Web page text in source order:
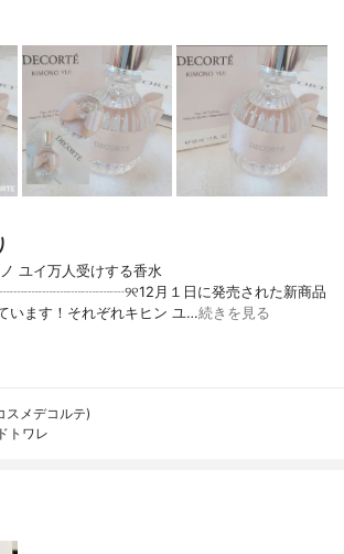
ユイ万人受けする香水
月１日に発売された新商品
います！それぞれキヒン ユ…続きを見る
スメデコルテ)
トワレ